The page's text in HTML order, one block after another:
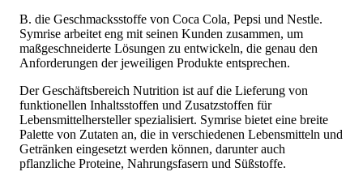
B. die Geschmacksstoffe von Coca Cola, Pepsi und Nestle.
Symrise arbeitet eng mit seinen Kunden zusammen, um
maßgeschneiderte Lösungen zu entwickeln, die genau den
Anforderungen der jeweiligen Produkte entsprechen.
Der Geschäftsbereich Nutrition ist auf die Lieferung von
funktionellen Inhaltsstoffen und Zusatzstoffen für
Lebensmittelhersteller spezialisiert. Symrise bietet eine breite
Palette von Zutaten an, die in verschiedenen Lebensmitteln und
Getränken eingesetzt werden können, darunter auch
pflanzliche Proteine, Nahrungsfasern und Süßstoffe.